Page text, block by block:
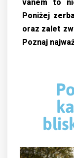
vanem to
Poniżej
oraz zalet
Poznaj